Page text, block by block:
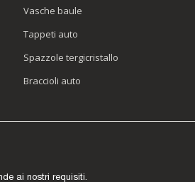
Vasche baule
Tappeti auto
Spazzole tergicristallo
Braccioli auto
ai nostri requisiti.